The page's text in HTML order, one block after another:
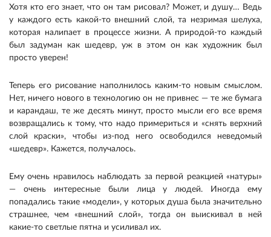
Хотя кто его знает, что он там рисовал? Может, и душу… Ведь
у каждого есть какой-то внешний слой, та незримая шелуха,
которая налипает в процессе жизни. А природой-то каждый
был задуман как шедевр, уж в этом он как художник был
просто уверен!
Теперь его рисование наполнилось каким-то новым смыслом.
Нет, ничего нового в технологию он не привнес — те же бумага
и карандаш, те же десять минут, просто мысли его все время
возвращались к тому, что надо примериться и «снять верхний
слой краски», чтобы из-под него освободился неведомый
«шедевр». Кажется, получалось.
Ему очень нравилось наблюдать за первой реакцией «натуры»
— очень интересные были лица у людей. Иногда ему
попадались такие «модели», у которых душа была значительно
страшнее, чем «внешний слой», тогда он выискивал в ней
какие-то светлые пятна и усиливал их.